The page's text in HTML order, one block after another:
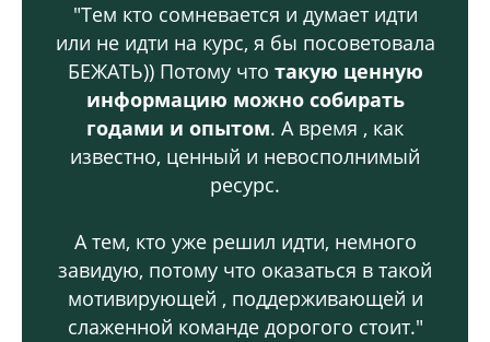
"Тем кто сомневается и думает идти
или не идти на курс, я бы посоветовала
БЕЖАТЬ)) Потому что такую ценную
информацию можно собирать
годами и опытом. А время , как
известно, ценный и невосполнимый
ресурс.
А тем, кто уже решил идти, немного
завидую, потому что оказаться в такой
мотивирующей , поддерживающей и
слаженной команде дорогого стоит."